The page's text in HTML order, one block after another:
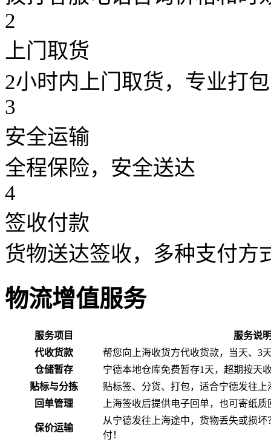
2
上门取货
2小时内上门取货，专业打包
3
安全运输
全程保险，安全送达
4
签收付款
货物送达签收，多种支付方
物流增值服务
服务项目
服务说
代收货款
帮您向上海收货方代收货款，当天、3
仓储暂存
宁德本地仓库免费暂存1天，超期按天
贴标与分拣
贴标签、分货、打包，适合宁德发往
回单管理
上海签收后提供电子回单，也可寄纸
保价运输
从宁德发往上海途中，货物丢失或损
付！